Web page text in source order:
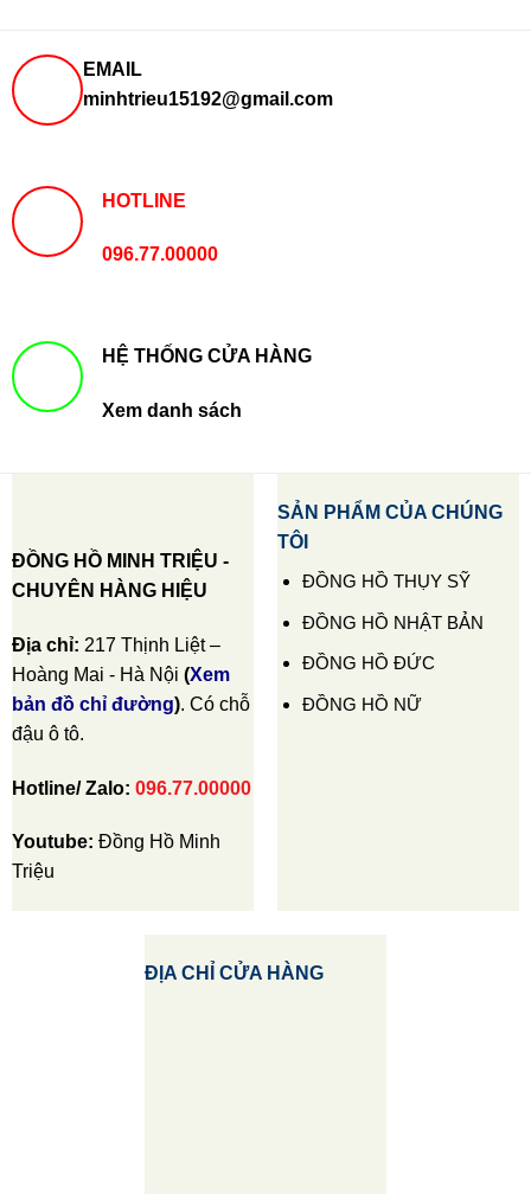
EMAIL
minhtrieu15192@gmail.com
HOTLINE
096.77.00000
HỆ THỐNG CỬA HÀNG
Xem danh sách
ĐỒNG HỒ MINH TRIỆU -
CHUYÊN HÀNG HIỆU
Địa chỉ: 217 Thịnh Liệt –
Hoàng Mai - Hà Nội (Xem
bản đồ chỉ đường). Có chỗ
đậu ô tô.
Hotline/ Zalo: 096.77.00000
Youtube: Đồng Hồ Minh
Triệu
SẢN PHẨM CỦA CHÚNG
TÔI
ĐỒNG HỒ THỤY SỸ
ĐỒNG HỒ NHẬT BẢN
ĐỒNG HỒ ĐỨC
ĐỒNG HỒ NỮ
ĐỊA CHỈ CỬA HÀNG